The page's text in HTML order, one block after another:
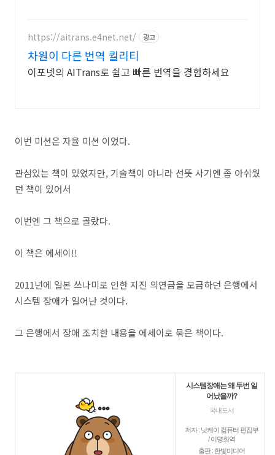
https://aitrans.e4net.net/ 광고
차원이 다른 번역 퀄리티
이포넷의 AITrans로 쉽고 빠른 번역을 경험하세요
이번 미션은 자율 미션 이었다.
관심있는 책이 있었지만, 기술책이 아니라 선뜻 사기엔 좀 아쉬웠
던 책이 있어서
이번엔 그 책으로 골랐다.
이 책은 에세이!!
2011년에 일본 쓰나미로 인한 지진 의연금을 모금하던 은행에서
시스템 장애가 일어난 것이다.
그 은행에서 장애 조치한 내용을 에세이로 묶은 책이다.
시스템장애는 왜 두번 일
어났을까?
국내도서
저자 : 닛케이 컴퓨터 편집부
/ 이명희역
출판 : 한빛미디어